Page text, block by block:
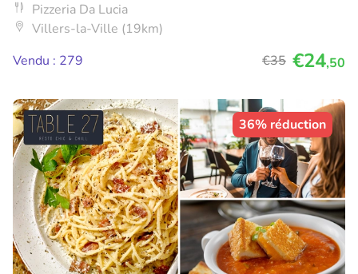
Pizzeria Da Lucia
Villers-la-Ville (19km)
Vendu : 279
€35 €24,50
36% réduction